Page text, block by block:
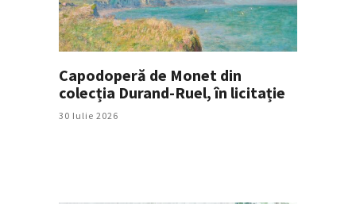
Capodoperă de Monet din
colecția Durand-Ruel, în licitație
30 Iulie 2026